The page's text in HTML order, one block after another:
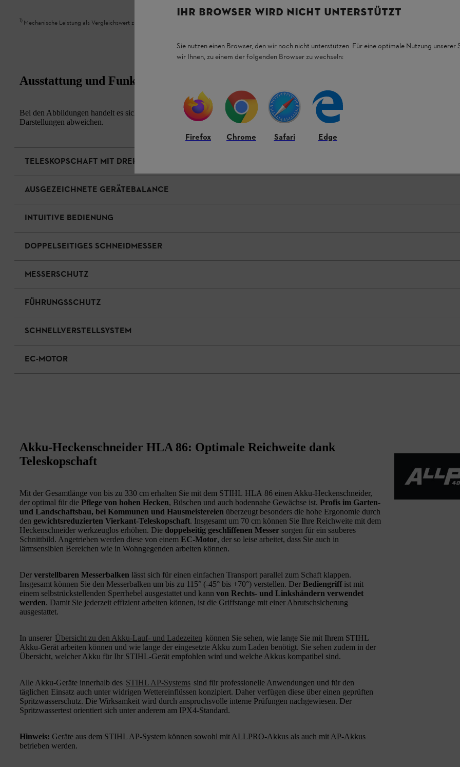
1) Mechanische Leistung als Vergleichswert zu Benzin-Gerät
Ausstattung und Funktion
Bei den Abbildungen handelt es sich um Musterfotos. Aussehen und die konkrete Anbringung der Ausstattungsmerkmale am Produkt
Darstellungen abweichen.
TELESKOPSCHAFT MIT DREHBARER KLEMMMUFFE
AUSGEZEICHNETE GERÄTEBALANCE
INTUITIVE BEDIENUNG
DOPPELSEITIGES SCHNEIDMESSER
MESSERSCHUTZ
FÜHRUNGSSCHUTZ
SCHNELLVERSTELLSYSTEM
EC-MOTOR
Akku-Heckenschneider HLA 86: Optimale Reichweite dank
Teleskopschaft
Mit der Gesamtlänge von bis zu 330 cm erhalten Sie mit dem STIHL HLA 86 einen Akku-Heckenschneider,
der optimal für die Pflege von hohen Hecken, Büschen und auch bodennahe Gewächse ist. Profis im Garten-
und Landschaftsbau, bei Kommunen und Hausmeistereien überzeugt besonders die hohe Ergonomie durch
den gewichtsreduzierten Vierkant-Teleskopschaft. Insgesamt um 70 cm können Sie Ihre Reichweite mit dem
Heckenschneider werkzeuglos erhöhen. Die doppelseitig geschliffenen Messer sorgen für ein sauberes
Schnittbild. Angetrieben werden diese von einem EC‑Motor, der so leise arbeitet, dass Sie auch in
lärmsensiblen Bereichen wie in Wohngegenden arbeiten können.
Der verstellbaren Messerbalken lässt sich für einen einfachen Transport parallel zum Schaft klappen.
Insgesamt können Sie den Messerbalken um bis zu 115° (-45° bis +70°) verstellen. Der Bediengriffist mit
einem selbstrückstellenden Sperrhebel ausgestattet und kann von Rechts- und Linkshändern verwendet
werden. Damit Sie jederzeit effizient arbeiten können, ist die Griffstange mit einer Abrutschsicherung
ausgestattet.
In unserer Übersicht zu den Akku-Lauf- und Ladezeiten können Sie sehen, wie lange Sie mit Ihrem STIHL
Akku-Gerät arbeiten können und wie lange der eingesetzte Akku zum Laden benötigt. Sie sehen zudem in der
Übersicht, welcher Akku für Ihr STIHL-Gerät empfohlen wird und welche Akkus kompatibel sind.
Alle Akku-Geräte innerhalb des STIHL AP-Systems sind für professionelle Anwendungen und für den
täglichen Einsatz auch unter widrigen Wettereinflüssen konzipiert. Daher verfügen diese über einen geprüften
Spritzwasserschutz. Die Wirksamkeit wird durch anspruchsvolle interne Prüfungen nachgewiesen. Der
Spritzwassertest orientiert sich unter anderem am IPX4-Standard.
Hinweis: Geräte aus dem STIHL AP-System können sowohl mit ALLPRO-Akkus als auch mit AP-Akkus
betrieben werden.
IHR BROWSER WIRD NICHT UNTERSTÜTZT
Sie nutzen einen Browser, den wir noch nicht unterstützen. Für eine optimale Nutzung unserer
wir Ihnen, zu einem der folgenden Browser zu wechseln:
Firefox Chrome Safari Edge